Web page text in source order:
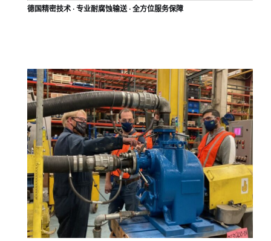
德国精密技术 · 专业耐腐蚀输送 · 全方位服务保障